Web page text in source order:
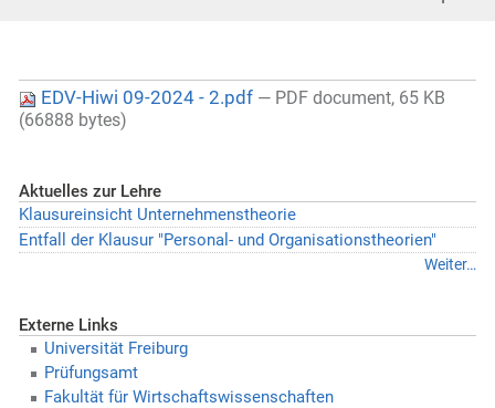
EDV-Hiwi 09-2024 - 2.pdf — PDF document, 65 KB
(66888 bytes)
Aktuelles zur Lehre
Klausureinsicht Unternehmenstheorie
Entfall der Klausur "Personal- und Organisationstheorien"
Weiter…
Externe Links
Universität Freiburg
Prüfungsamt
Fakultät für Wirtschaftswissenschaften